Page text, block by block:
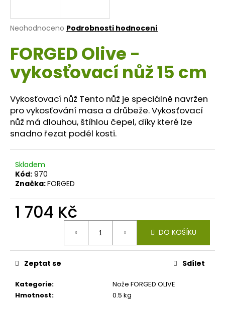
Průměrné
produktu
je
z
hvězdiček.
Neohodnoceno Podrobnosti hodnocení
FORGED Olive -
vykosťovací nůž 15 cm
Vykosťovací nůž Tento nůž je speciálně navržen
pro vykosťování masa a drůbeže. Vykosťovací
nůž má dlouhou, štíhlou čepel, díky které lze
snadno řezat podél kosti.
Skladem
Kód: 970
Značka:FORGED
1 704 Kč
DO KOŠÍKU
Kategorie:
Nože FORGED OLIVE
Hmotnost: 0.5 kg
Zeptat se Sdílet
j
t
?
HLEDAT
D
o
p
j
e
m
e